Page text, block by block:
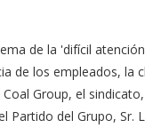
de la 'difícil
de los empleados,
Group, el
Partido del Grupo,